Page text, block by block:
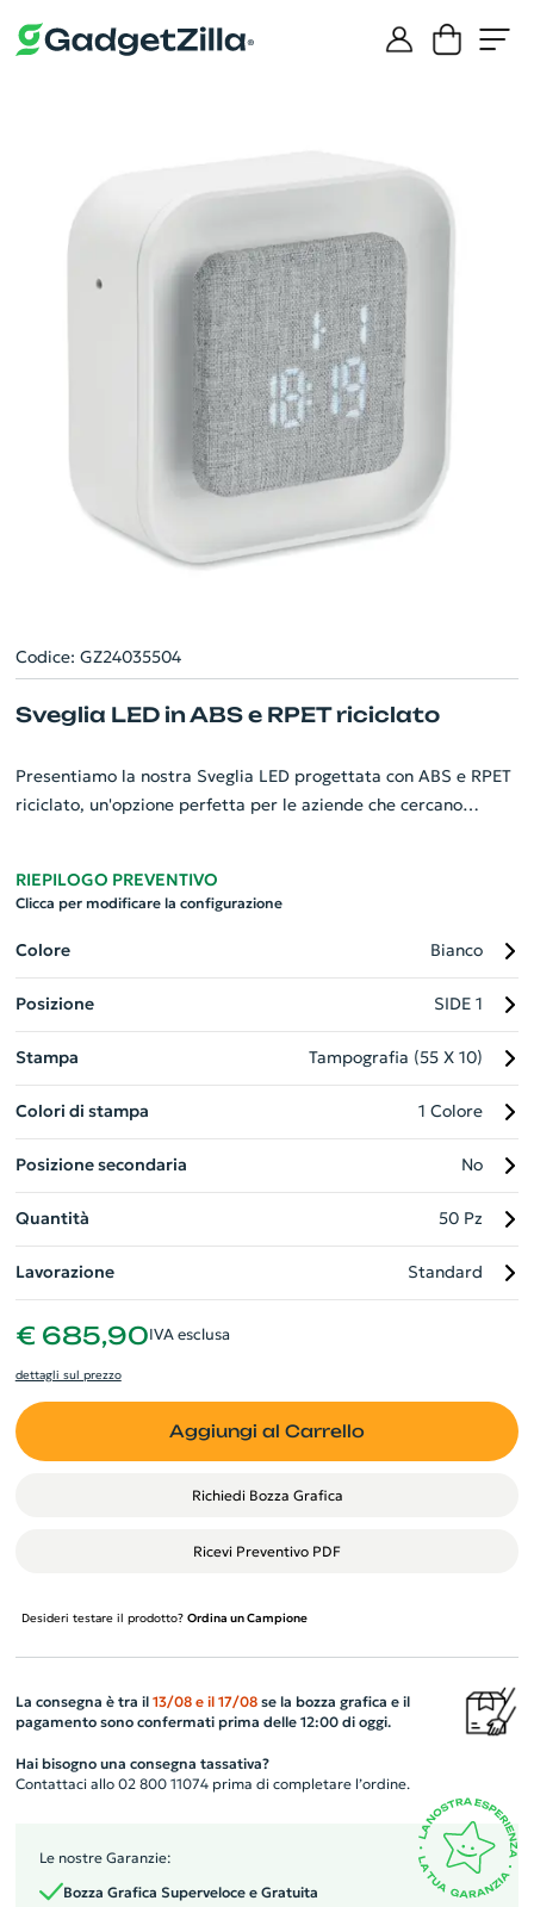
Codice: GZ24035504
Sveglia LED in ABS e RPET riciclato
Presentiamo la nostra Sveglia LED progettata con ABS e RPET
riciclato, un'opzione perfetta per le aziende che cercano
sveglia, offre una funzionalità aggiuntiva oltre al normale
creare l'ambiente perfetto. Alimentata a 3 batterie AA, offre
praticità e semplicità di utilizzo. Un must per qualsiasi
ambiente lavorativo eco-consapevole.
RIEPILOGO PREVENTIVO
Clicca per modificare la configurazione
Colore Bianco
Posizione SIDE 1
Stampa Tampografia (55 X 10)
Colori di stampa 1 Colore
Posizione secondaria No
Quantità 50 Pz
Lavorazione Standard
€ 685,90IVA esclusa
dettagli sul prezzo
Aggiungi al Carrello
Richiedi Bozza Grafica
Ricevi Preventivo PDF
Desideri testare il prodotto? Ordina un Campione
La consegna è tra il 13/08 e il 17/08se la bozza grafica e il
pagamento sono confermati prima delle 12:00 di oggi.
Hai bisogno una consegna tassativa?
Contattaci allo 02 800 11074 prima di completare l’ordine.
Le nostre Garanzie:
Bozza Grafica Superveloce e Gratuita